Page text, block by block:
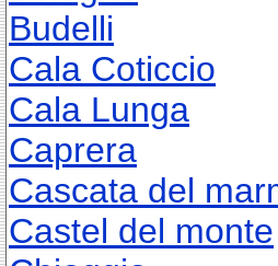
Budelli
Cala Coticcio
Cala Lunga
Caprera
Cascata del
Castel del monte